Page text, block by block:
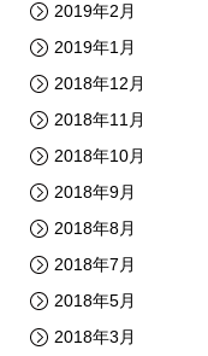
2019年2月
2019年1月
2018年12月
2018年11月
2018年10月
2018年9月
2018年8月
2018年7月
2018年5月
2018年3月